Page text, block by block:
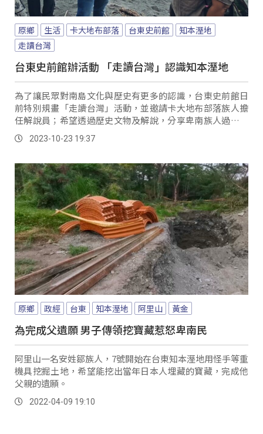
原鄉 生活 卡大地布部落 台東史前館
知本溼地
走讀台灣
台東史前館辦活動 「走讀台灣」認識知本溼地
為了讓民眾對南島文化與歷史有更多的認識，台東史前館日
前特別規畫「走讀台灣」活動，並邀請卡大地布部落族人擔
任解說員；希望透過歷史文物及解說，分享卑南族人過去在
Muveneng(姆芙嫩)知本溼地的生活與歷史。
2023-10-23 19:37
原鄉 政經 台東 知本溼地 阿里山 黃金
為完成父遺願 男子傳領挖寶藏惹怒卑南民
阿里山一名安姓鄒族人，7號開始在台東知本溼地用怪手等重
機具挖掘土地，希望能挖出當年日本人埋藏的寶藏，完成他
父親的遺願。
2022-04-09 19:10